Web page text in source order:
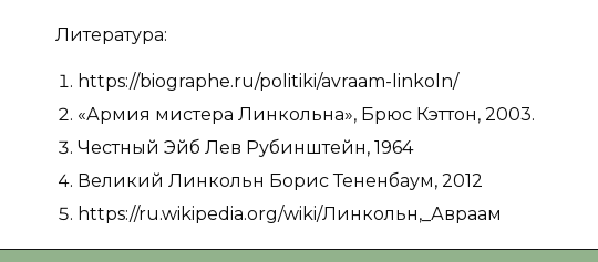
Литература:
https://biographe.ru/politiki/avraam-linkoln/
«Армия мистера Линкольна», Брюс Кэттон, 2003.
Честный Эйб Лев Рубинштейн, 1964
Великий Линкольн Борис Тененбаум, 2012
https://ru.wikipedia.org/wiki/Линкольн,_Авраам